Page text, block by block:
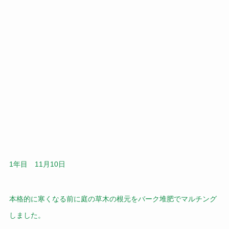
1年目 11月10日
本格的に寒くなる前に庭の草木の根元をバーク堆肥でマルチング
しました。